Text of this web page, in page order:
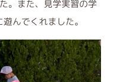
。また、見学実習の学
んでくれました。